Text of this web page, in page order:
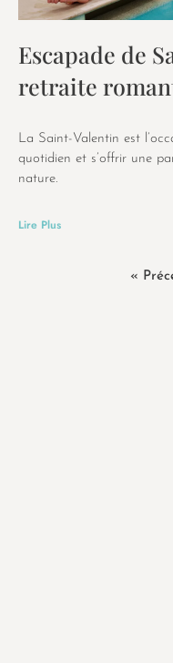
Escapade de
retraite
La Saint-Valentin est
quotidien et s’offrir une
nature.
Lire Plus
«